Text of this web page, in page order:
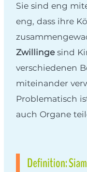
Sie sind eng
eng, dass ihre
Zwillingesind
verschiedenen
miteinander
Problematisch
auch Organe
Definition: